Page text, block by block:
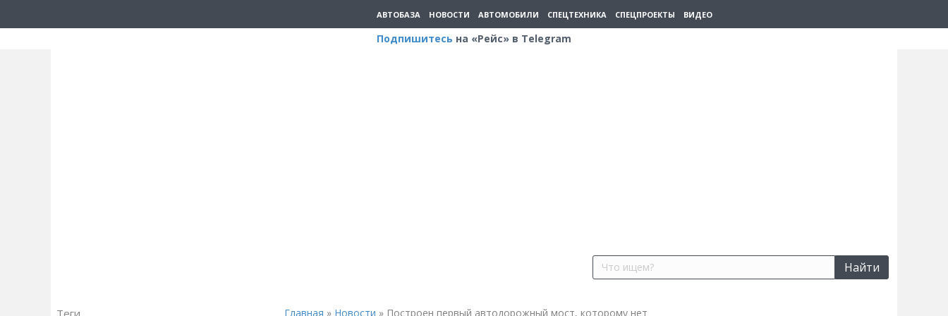
АВТОБАЗА НОВОСТИ АВТОМОБИЛИ СПЕЦТЕХНИКА СПЕЦПРОЕКТЫ ВИДЕО
Подпишитесь на «Рейс» в Telegram
Найти
Теги Главная » Новости » Построен первый автодорожный мост, которому нет